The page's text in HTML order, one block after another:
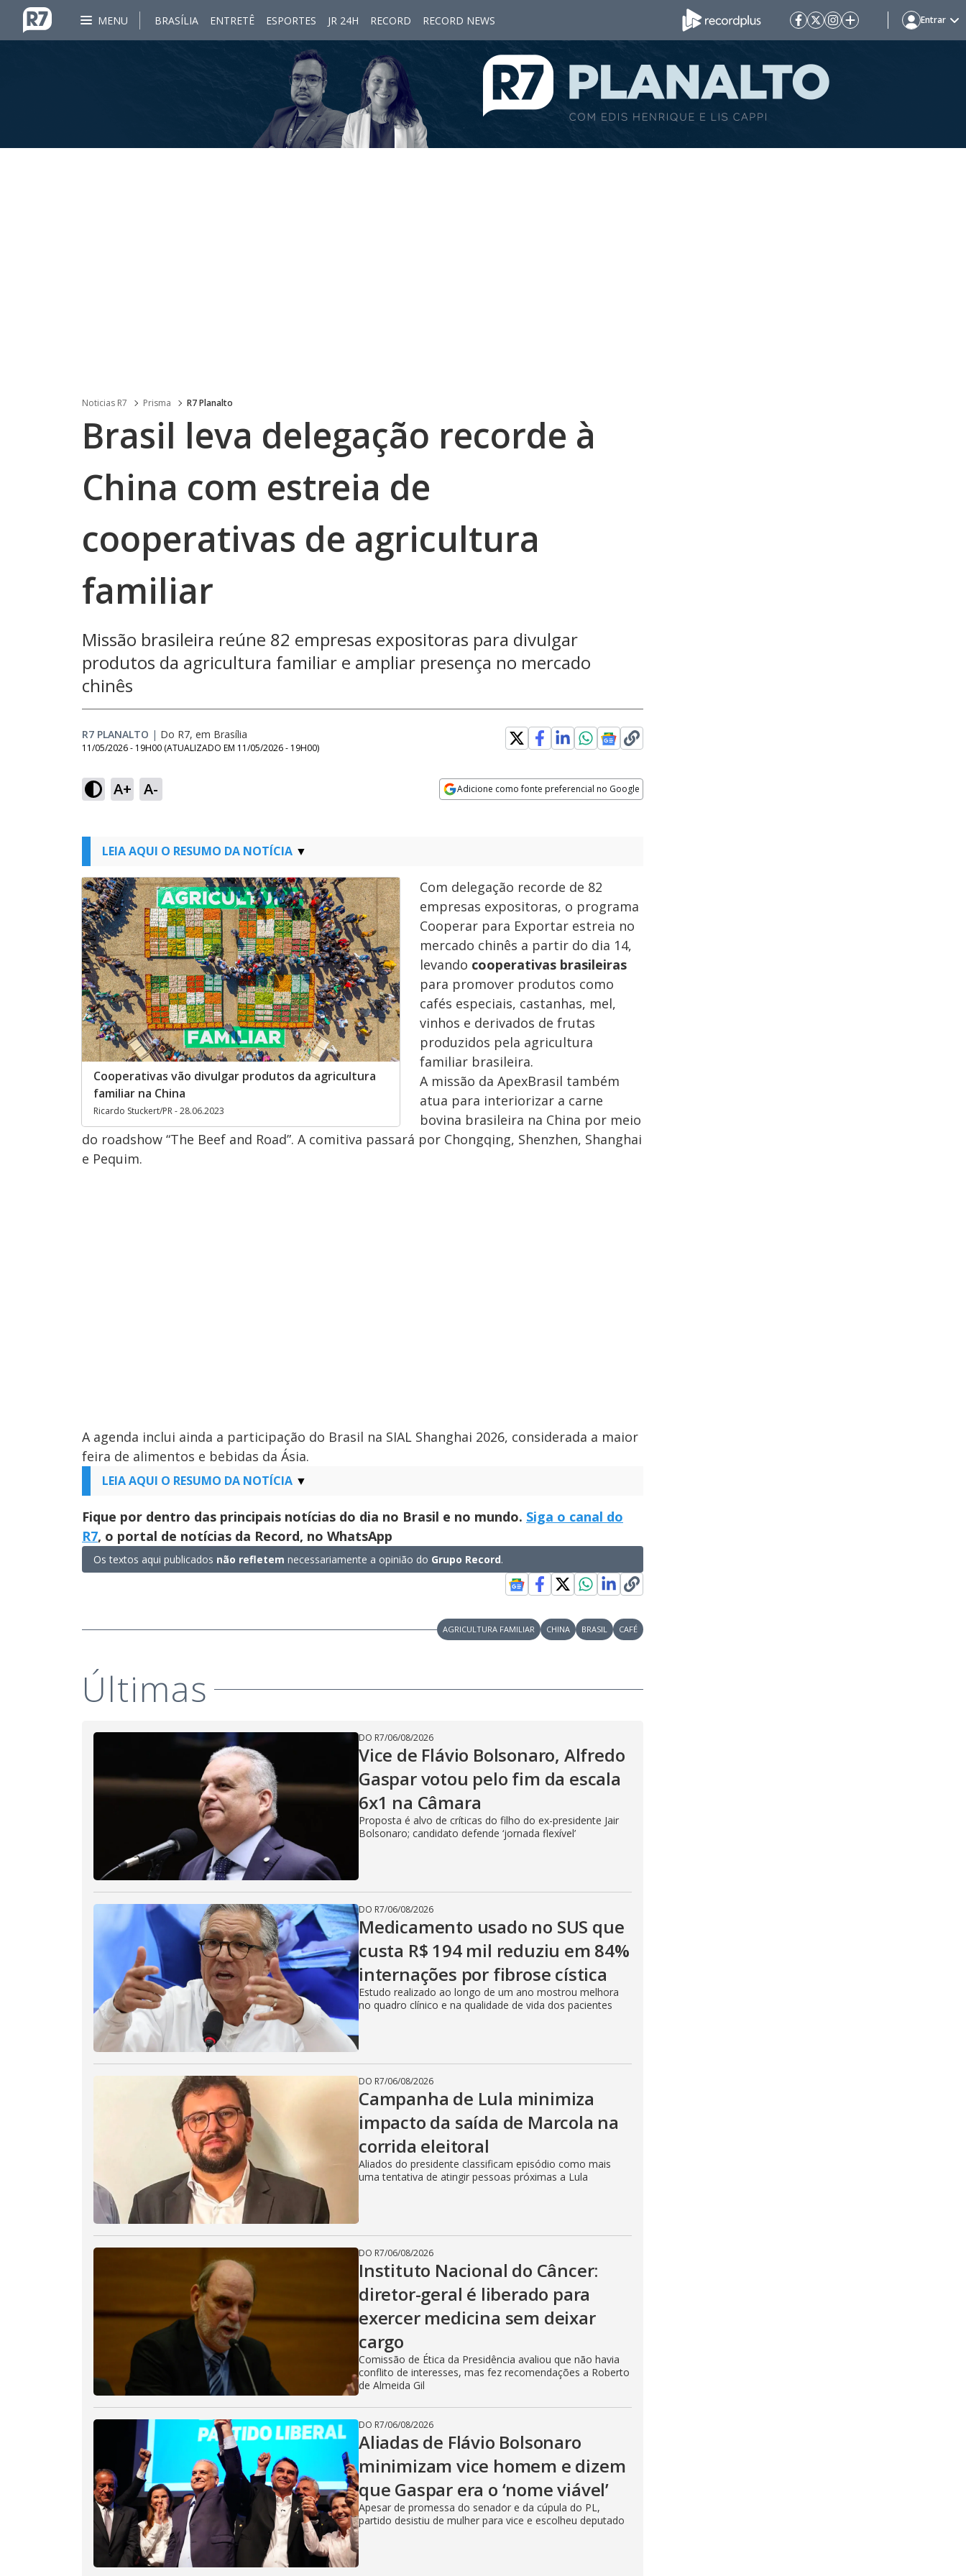
MENU BRASÍLIA ENTRETÊ ESPORTES JR 24H RECORD RECORD NEWS Entrar
Noticias R7 Prisma R7 Planalto
Brasil leva delegação recorde à
China com estreia de
cooperativas de agricultura
familiar
Missão brasileira reúne 82 empresas expositoras para divulgar
produtos da agricultura familiar e ampliar presença no mercado
chinês
R7 PLANALTO | Do R7, em Brasília
11/05/2026 - 19H00 (ATUALIZADO EM 11/05/2026 - 19H00)
A+ A- Adicione como fonte preferencial no Google
LEIA AQUI O RESUMO DA NOTÍCIA
Cooperativas vão divulgar produtos da agricultura
familiar na China
Ricardo Stuckert/PR - 28.06.2023
Com delegação recorde de 82
empresas expositoras, o programa
Cooperar para Exportar estreia no
mercado chinês a partir do dia 14,
levando cooperativas brasileiras
para promover produtos como
cafés especiais, castanhas, mel,
vinhos e derivados de frutas
produzidos pela agricultura
familiar brasileira.
A missão da ApexBrasil também
atua para interiorizar a carne
bovina brasileira na China por meio
do roadshow “The Beef and Road”. A comitiva passará por Chongqing, Shenzhen, Shanghai
e Pequim.
A agenda inclui ainda a participação do Brasil na SIAL Shanghai 2026, considerada a maior
feira de alimentos e bebidas da Ásia.
LEIA AQUI O RESUMO DA NOTÍCIA
Fique por dentro das principais notícias do dia no Brasil e no mundo. Siga o canal do
R7, o portal de notícias da Record, no WhatsApp
Os textos aqui publicados não refletem necessariamente a opinião do Grupo Record.
AGRICULTURA FAMILIAR CHINA BRASIL CAFÉ
Últimas
DO R7/06/08/2026
Vice de Flávio Bolsonaro, Alfredo
Gaspar votou pelo fim da escala
6x1 na Câmara
Proposta é alvo de críticas do filho do ex-presidente Jair
Bolsonaro; candidato defende ‘jornada flexível’
DO R7/06/08/2026
Medicamento usado no SUS que
custa R$ 194 mil reduziu em 84%
internações por fibrose cística
Estudo realizado ao longo de um ano mostrou melhora
no quadro clínico e na qualidade de vida dos pacientes
DO R7/06/08/2026
Campanha de Lula minimiza
impacto da saída de Marcola na
corrida eleitoral
Aliados do presidente classificam episódio como mais
uma tentativa de atingir pessoas próximas a Lula
DO R7/06/08/2026
Instituto Nacional do Câncer:
diretor-geral é liberado para
exercer medicina sem deixar
cargo
Comissão de Ética da Presidência avaliou que não havia
conflito de interesses, mas fez recomendações a Roberto
de Almeida Gil
DO R7/06/08/2026
Aliadas de Flávio Bolsonaro
minimizam vice homem e dizem
que Gaspar era o ‘nome viável’
Apesar de promessa do senador e da cúpula do PL,
partido desistiu de mulher para vice e escolheu deputado